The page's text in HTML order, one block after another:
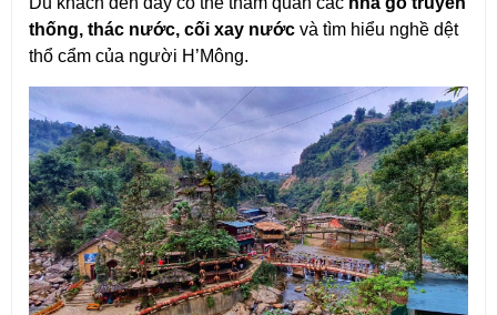
thống, thác nước, cối xay nước và tìm hiểu nghề dệt
thổ cẩm của người H’Mông.